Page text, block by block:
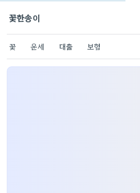
꽃한송이
꽃 운세 대출 보험